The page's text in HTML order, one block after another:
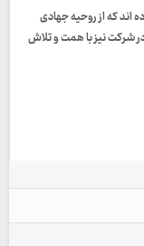
اند که از روحیه جهادی
شرکت نیز با همت و تلاش